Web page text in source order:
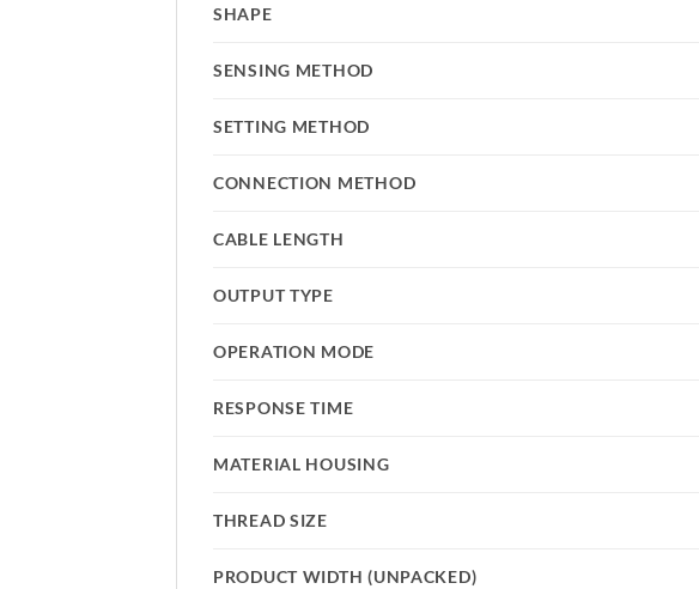
SHAPE
SENSING METHOD
SETTING METHOD
CONNECTION METHOD
CABLE LENGTH
OUTPUT TYPE
OPERATION MODE
RESPONSE TIME
MATERIAL HOUSING
THREAD SIZE
PRODUCT WIDTH (UNPACKED)